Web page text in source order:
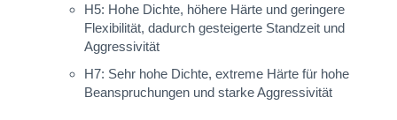
H5: Hohe Dichte, höhere Härte und geringere
Flexibilität, dadurch gesteigerte Standzeit und
Aggressivität
H7: Sehr hohe Dichte, extreme Härte für hohe
Beanspruchungen und starke Aggressivität